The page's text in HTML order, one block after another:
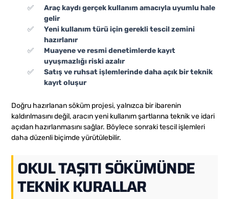
Araç kaydı gerçek kullanım amacıyla uyumlu hale
gelir
Yeni kullanım türü için gerekli tescil zemini
hazırlanır
Muayene ve resmi denetimlerde kayıt
uyuşmazlığı riski azalır
Satış ve ruhsat işlemlerinde daha açık bir teknik
kayıt oluşur
Doğru hazırlanan söküm projesi, yalnızca bir ibarenin
kaldırılmasını değil, aracın yeni kullanım şartlarına teknik ve idari
açıdan hazırlanmasını sağlar. Böylece sonraki tescil işlemleri
daha düzenli biçimde yürütülebilir.
OKUL TAŞITI SÖKÜMÜNDE
TEKNIK KURALLAR